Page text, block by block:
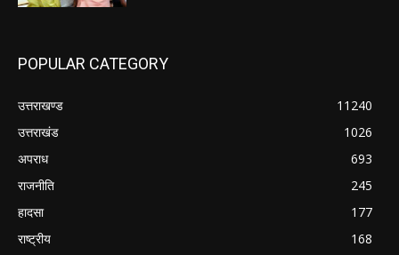
POPULAR CATEGORY
उत्तराखण्ड
11240
उत्तराखंड
1026
अपराध
693
राजनीति
245
हादसा
177
राष्ट्रीय
168